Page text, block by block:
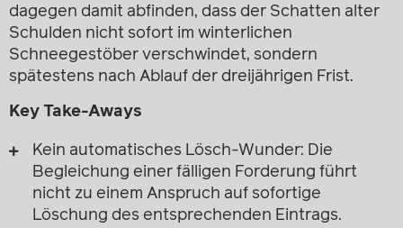
dagegen damit abfinden, dass der Schatten alter
Schulden nicht sofort im winterlichen
Schneegestöber verschwindet, sondern
spätestens nach Ablauf der dreijährigen Frist.
Key Take-Aways
Kein automatisches Lösch-Wunder: Die
Begleichung einer fälligen Forderung führt
nicht zu einem Anspruch auf sofortige
Löschung des entsprechenden Eintrags.